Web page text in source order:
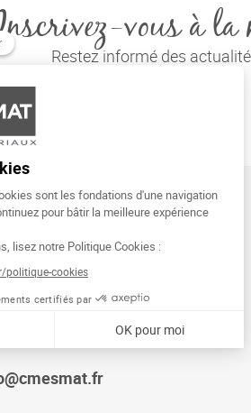
vous à la
Restez informé des
COURCOURONNES